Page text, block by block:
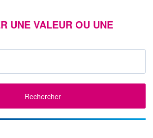
UNE VALEUR OU UNE
Rechercher